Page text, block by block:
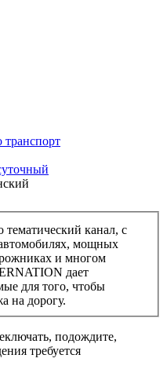
тематический канал, с
мощных
и многом
дает
для того, чтобы
на дорогу.
подождите,
требуется